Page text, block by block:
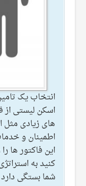
انتخاب یک
اسکن لیستی از
های زیادی مثل
اطمینان و
این فاکتور ها
کنید به
شما بستگی دارد